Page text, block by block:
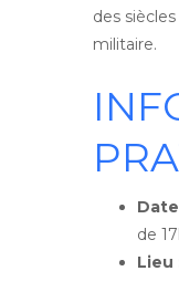
des
militaire.
de
Lieu